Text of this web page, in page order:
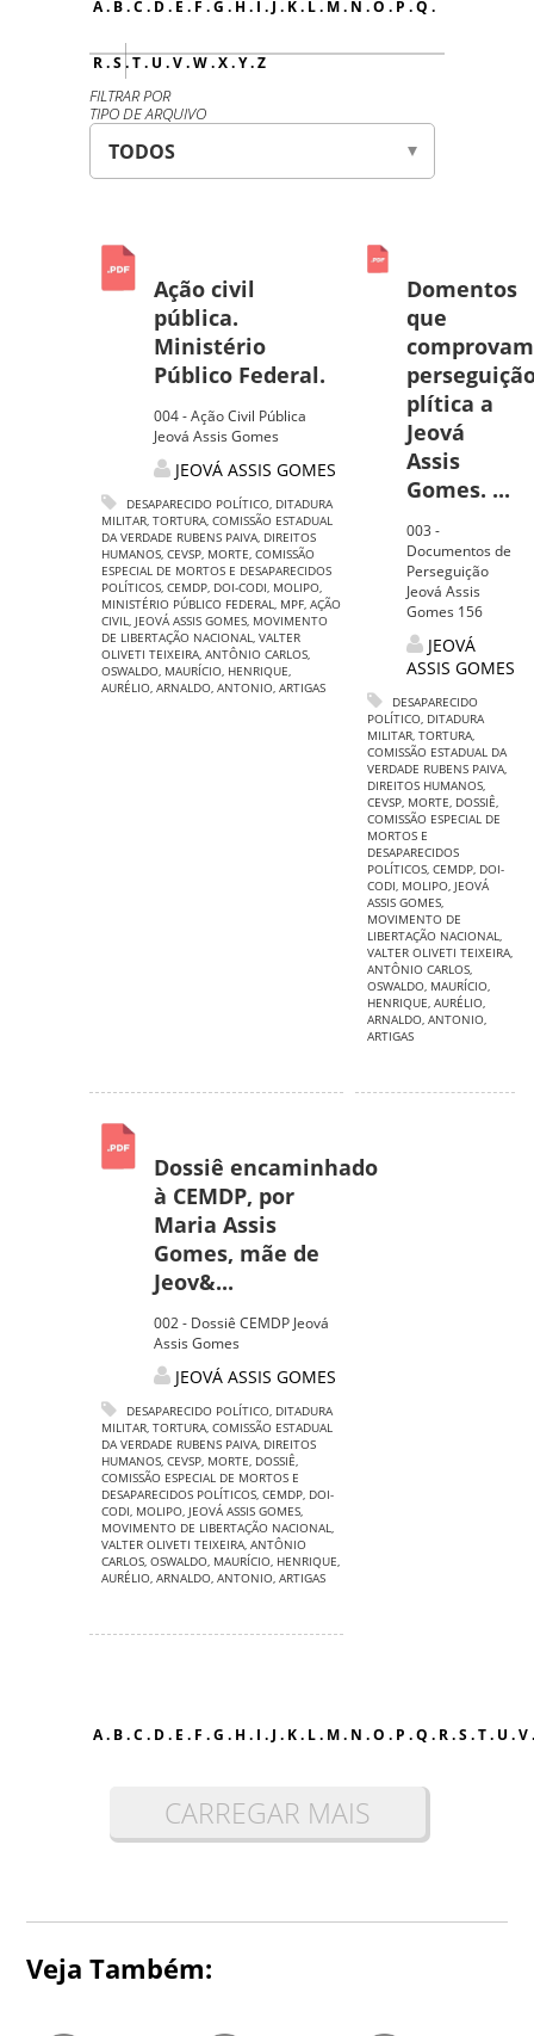
A. B.C . D. E . F .G . H. I . J . K. L. M. N .O . P .Q .
R.S .T. U .V.W.X.Y.Z
FILTRAR POR
TIPO DE ARQUIVO
Ação civil
pública.
Ministério
Público Federal.
004 - Ação Civil Pública
Jeová Assis Gomes
JEOVÁ ASSIS GOMES
DESAPARECIDO POLÍTICO, DITADURA
MILITAR, TORTURA, COMISSÃO ESTADUAL
DA VERDADE RUBENS PAIVA, DIREITOS
HUMANOS, CEVSP, MORTE, COMISSÃO
ESPECIAL DE MORTOS E DESAPARECIDOS
POLÍTICOS, CEMDP, DOI-CODI, MOLIPO,
MINISTÉRIO PÚBLICO FEDERAL, MPF, AÇÃO
CIVIL, JEOVÁ ASSIS GOMES, MOVIMENTO
DE LIBERTAÇÃO NACIONAL, VALTER
OLIVETI TEIXEIRA, ANTÔNIO CARLOS,
OSWALDO, MAURÍCIO, HENRIQUE,
AURÉLIO, ARNALDO, ANTONIO, ARTIGAS
Domentos
que
comprovam
plítica a
Jeová
Assis
Gomes. ...
003 -
Documentos de
Perseguição
Jeová Assis
Gomes 156
JEOVÁ
ASSIS GOMES
DESAPARECIDO
POLÍTICO, DITADURA
MILITAR, TORTURA,
COMISSÃO ESTADUAL DA
VERDADE RUBENS PAIVA,
DIREITOS HUMANOS,
CEVSP, MORTE, DOSSIÊ,
COMISSÃO ESPECIAL DE
MORTOS E
DESAPARECIDOS
POLÍTICOS, CEMDP, DOI-
CODI, MOLIPO, JEOVÁ
ASSIS GOMES,
MOVIMENTO DE
LIBERTAÇÃO NACIONAL,
VALTER OLIVETI TEIXEIRA,
ANTÔNIO CARLOS,
OSWALDO, MAURÍCIO,
HENRIQUE, AURÉLIO,
ARNALDO, ANTONIO,
ARTIGAS
Dossiê encaminhado
à CEMDP, por
Maria Assis
Gomes, mãe de
Jeov&...
002 - Dossiê CEMDP Jeová
Assis Gomes
JEOVÁ ASSIS GOMES
DESAPARECIDO POLÍTICO, DITADURA
MILITAR, TORTURA, COMISSÃO ESTADUAL
DA VERDADE RUBENS PAIVA, DIREITOS
HUMANOS, CEVSP, MORTE, DOSSIÊ,
COMISSÃO ESPECIAL DE MORTOS E
DESAPARECIDOS POLÍTICOS, CEMDP, DOI-
CODI, MOLIPO, JEOVÁ ASSIS GOMES,
MOVIMENTO DE LIBERTAÇÃO NACIONAL,
VALTER OLIVETI TEIXEIRA, ANTÔNIO
CARLOS, OSWALDO, MAURÍCIO, HENRIQUE,
AURÉLIO, ARNALDO, ANTONIO, ARTIGAS
A. B.C . D. E . F .G . H. I . J . K. L. M. N .O . P .Q . R.S.T. U .V.
CARREGAR MAIS
Veja Também: